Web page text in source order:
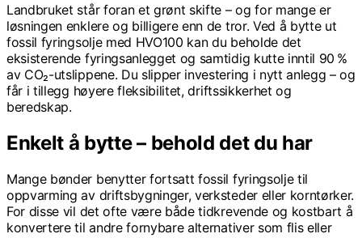
Landbruket står foran et grønt skifte – og for mange er
løsningen enklere og billigere enn de tror. Ved å bytte ut
fossil fyringsolje med HVO100 kan du beholde det
eksisterende fyringsanlegget og samtidig kutte inntil 90 %
av CO₂-utslippene. Du slipper investering i nytt anlegg – og
får i tillegg høyere fleksibilitet, driftssikkerhet og
beredskap.
Enkelt å bytte – behold det du har
Mange bønder benytter fortsatt fossil fyringsolje til
oppvarming av driftsbygninger, verksteder eller korntørker.
For disse vil det ofte være både tidkrevende og kostbart å
konvertere til andre fornybare alternativer som flis eller